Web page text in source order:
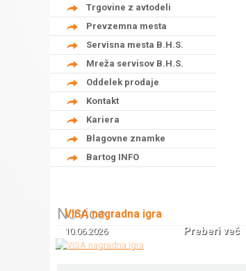
Trgovine z avtodeli
Prevzemna mesta
Servisna mesta B.H.S.
Mreža servisov B.H.S.
Oddelek prodaje
Kontakt
Kariera
Blagovne znamke
Bartog INFO
Novice
VISA nagradna igra
10.06.2026 Preberi več